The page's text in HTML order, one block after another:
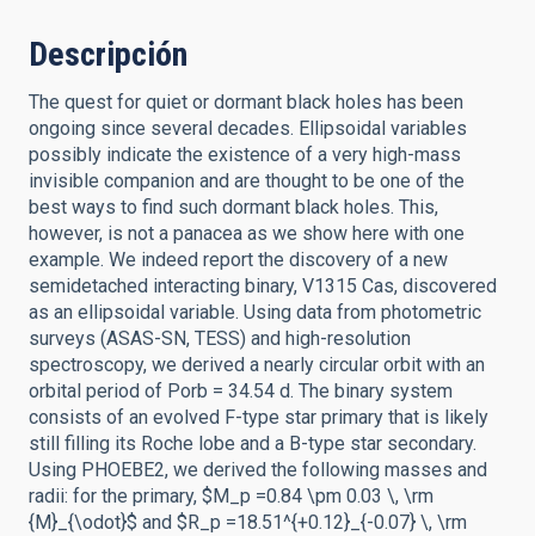
Descripción
The quest for quiet or dormant black holes has been
ongoing since several decades. Ellipsoidal variables
possibly indicate the existence of a very high-mass
invisible companion and are thought to be one of the
best ways to find such dormant black holes. This,
however, is not a panacea as we show here with one
example. We indeed report the discovery of a new
semidetached interacting binary, V1315 Cas, discovered
as an ellipsoidal variable. Using data from photometric
surveys (ASAS-SN, TESS) and high-resolution
spectroscopy, we derived a nearly circular orbit with an
orbital period of Porb = 34.54 d. The binary system
consists of an evolved F-type star primary that is likely
still filling its Roche lobe and a B-type star secondary.
Using PHOEBE2, we derived the following masses and
radii: for the primary, $M_p =0.84 \pm 0.03 \, \rm
{M}_{\odot}$ and $R_p =18.51^{+0.12}_{-0.07} \, \rm